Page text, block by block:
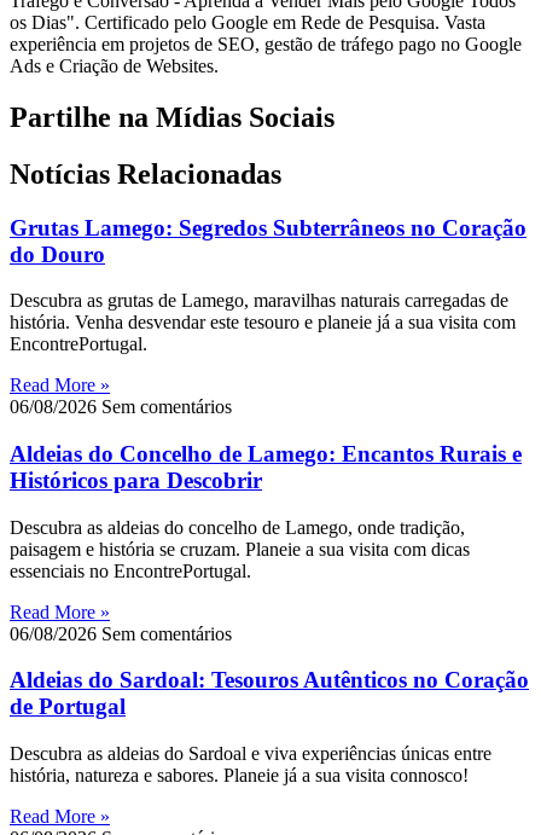
os Dias". Certificado pelo Google em Rede de Pesquisa. Vasta
experiência em projetos de SEO, gestão de tráfego pago no Google
Ads e Criação de Websites.
Partilhe na Mídias Sociais
Notícias Relacionadas
Grutas Lamego: Segredos Subterrâneos no Coração
do Douro
Descubra as grutas de Lamego, maravilhas naturais carregadas de
história. Venha desvendar este tesouro e planeie já a sua visita com
EncontrePortugal.
Read More »
06/08/2026 Sem comentários
Aldeias do Concelho de Lamego: Encantos Rurais e
Históricos para Descobrir
Descubra as aldeias do concelho de Lamego, onde tradição,
paisagem e história se cruzam. Planeie a sua visita com dicas
essenciais no EncontrePortugal.
Read More »
06/08/2026 Sem comentários
Aldeias do Sardoal: Tesouros Autênticos no Coração
de Portugal
Descubra as aldeias do Sardoal e viva experiências únicas entre
história, natureza e sabores. Planeie já a sua visita connosco!
Read More »